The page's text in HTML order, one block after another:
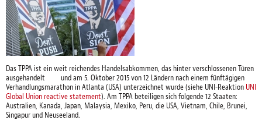
Das TPPA ist ein weit reichendes Handelsabkommen, das hinter verschlossenen Türen
ausgehandelt und am 5. Oktober 2015 von 12 Ländern nach einem fünftägigen
Verhandlungsmarathon in Atlanta (USA) unterzeichnet wurde (siehe UNI-Reaktion UNI
Global Union reactive statement). Am TPPA beteiligen sich folgende 12 Staaten:
Australien, Kanada, Japan, Malaysia, Mexiko, Peru, die USA, Vietnam, Chile, Brunei,
Singapur und Neuseeland.